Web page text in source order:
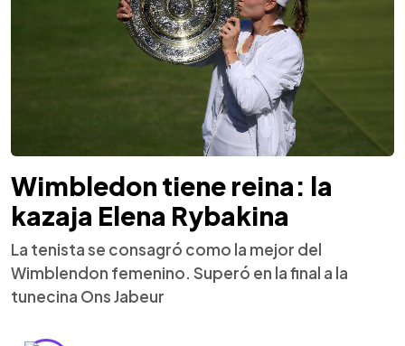
Wimbledon tiene reina: la
kazaja Elena Rybakina
La tenista se consagró como la mejor del
Wimblendon femenino. Superó en la final a la
tunecina Ons Jabeur